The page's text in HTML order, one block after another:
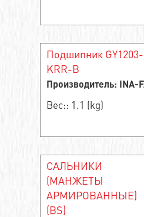
Подшипник GY1203-
KRR-B
Производитель: INA-
Вес:: 1.1 (kg)
САЛЬНИКИ
(МАНЖЕТЫ
АРМИРОВАННЫЕ)
(BS)